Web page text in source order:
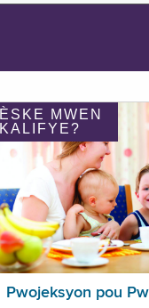
ÈSKE MWEN
KALIFYE?
Pwojeksyon pou